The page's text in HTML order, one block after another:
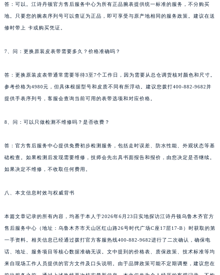
答：可以。江诗丹顿官方售后服务中心为所有正品腕表提供统一标准的服务，不分购买
地。只要您的腕表序列号可以查证为正品，即可享受与原产地相同的服务政策。建议在送
修时带上 卡或购买凭证。
7、问：更换原装皮表带需要多久？价格准确吗？
答：更换原装皮表带通常需要等待3至7个工作日，因为需要从总仓调货核对颜色和尺寸。
参考价格为4980元，但具体根据型号和皮质不同有所浮动。建议您拨打400-882-9682并
提供手表序列号，客服会查询当前可用的表带选项和对应价格。
8、问：可以只做检测不维修吗？是否收费？
答：官方售后服务中心提供免费初步检测服务，包括走时误差、防水性能、外观状态等基
础检查。如果检测后发现需要维修，技师会先出具书面报告和报价，由您决定是否继续。
如果决定不维修，不收取任何费用。
八、本文信息时效与权威背书
本篇文章记录的所有内容，均基于本人于2026年6月23日实地探访江诗丹顿乌鲁木齐官方
售后服务中心（地址：乌鲁木齐市天山区红山路26号时代广场C座17层17-B）时获取的第
一手资料。相关信息已经通过拨打官方客服热线400-882-9682进行了二次确认，确保电
话、地址、服务项目等核心数据准确无误。文中提到的价格表、质保政策、技术标准等均
来自现场工作人员提供的官方文件及口头说明。由于品牌政策可能不定期调整，建议您在